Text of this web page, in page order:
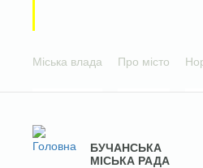
Міська влада Про місто
БУЧАНСЬКА
МІСЬКА РАДА